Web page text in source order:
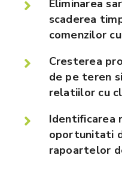
Eliminarea
scaderea
comenzilor
Cresterea
de pe teren
relatiilor cu
Identificarea
oportunitati
rapoartelor